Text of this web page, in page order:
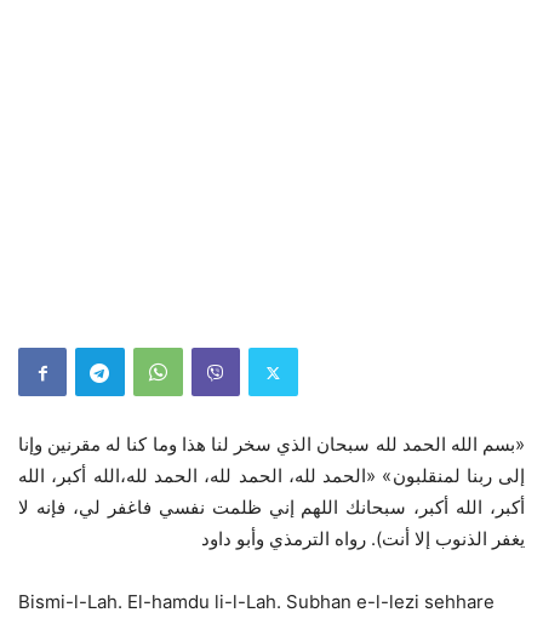
«بسم الله الحمد لله سبحان الذي سخر لنا هذا وما كنا له مقرنين وإنا
إلى ربنا لمنقلبون» «الحمد لله، الحمد لله، الحمد لله،الله أكبر، الله
أكبر، الله أكبر، سبحانك اللهم إني ظلمت نفسي فاغفر لي، فإنه لا
يغفر الذنوب إلا أنت). رواه الترمذي وأبو داود
Bismi-l-Lah. El-hamdu li-l-Lah. Subhan e-l-lezi sehhare